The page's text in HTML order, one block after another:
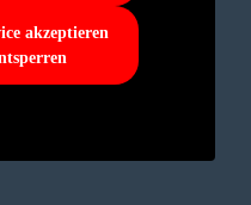
akzeptieren